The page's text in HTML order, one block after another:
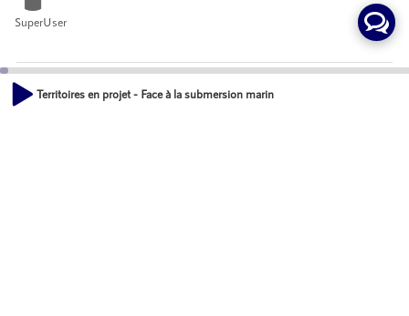
SuperUser
Invités
Territoires en projet - Face à la submersion marine, quels outils pour les